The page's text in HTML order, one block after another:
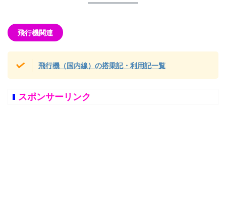
飛行機関連
飛行機（国内線）の搭乗記・利用記一覧
スポンサーリンク